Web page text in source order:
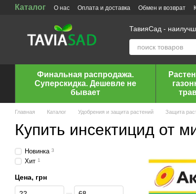
Перейти к основному контенту
Каталог О нас Оплата и доставка Обмен и возврат
ТавияСад -
Финальная распродажа.
Суперскидка. Дешевле не
бывает
Главная Каталог Удобрения и защита растений Защита
Купить инсектицид от
Новинка 3
Хит 1
Цена, грн
От Цена, грн
До Цена, грн